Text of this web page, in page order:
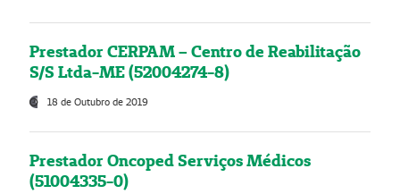
Prestador CERPAM – Centro de Reabilitação
S/S Ltda-ME (52004274-8)
18 de Outubro de 2019
Prestador Oncoped Serviços Médicos
(51004335-0)